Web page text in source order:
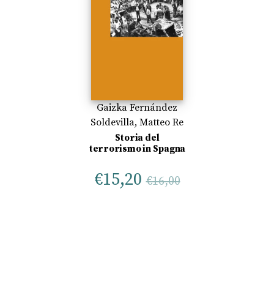
Gaizka Fernández
Soldevilla, Matteo Re
Storia del
terrorismo in Spagna
€15,20 €16,00